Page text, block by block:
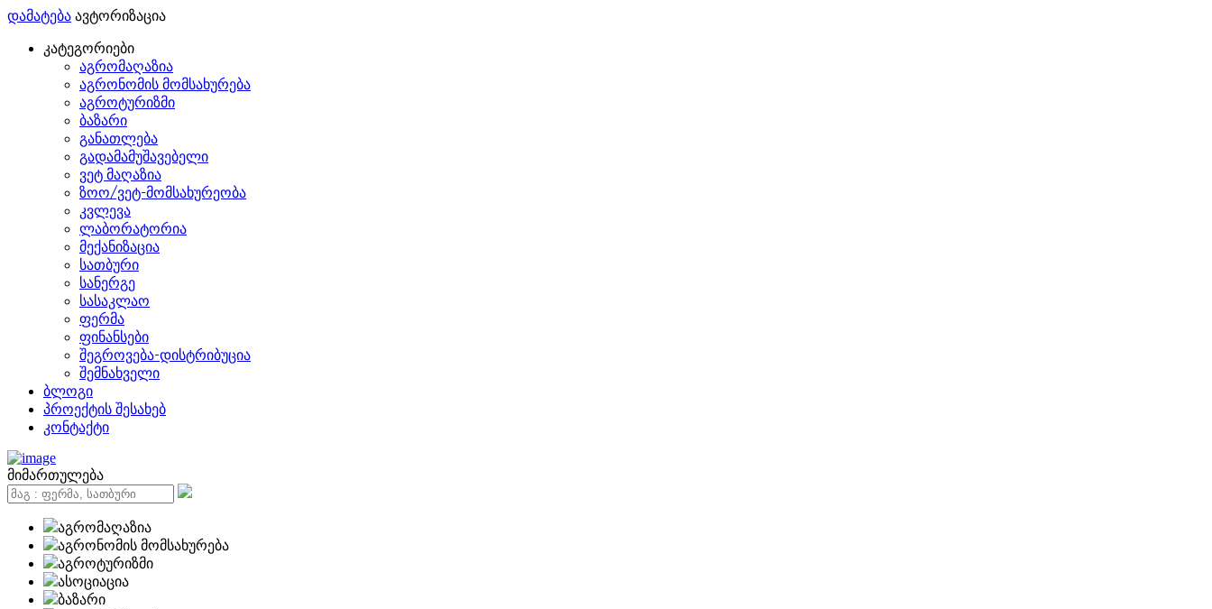
დამატება ავტორიზაცია
კატეგორიები
აგრომაღაზია
აგრონომის მომსახურება
აგროტურიზმი
ბაზარი
განათლება
გადამამუშავებელი
ვეტ მაღაზია
ზოო/ვეტ-მომსახურეობა
კვლევა
ლაბორატორია
მექანიზაცია
სათბური
სანერგე
სასაკლაო
ფერმა
ფინანსები
შეგროვება-დისტრიბუცია
შემნახველი
ბლოგი
პროექტის შესახებ
კონტაქტი
მიმართულება
აგრომაღაზია
აგრონომის მომსახურება
აგროტურიზმი
ასოციაცია
ბაზარი